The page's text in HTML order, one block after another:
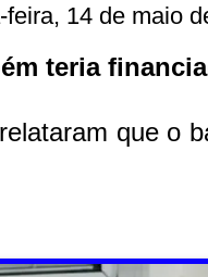
feira, 14 de maio
teria
que o